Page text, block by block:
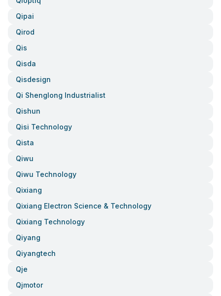
Qipai
Qirod
Qis
Qisda
Qisdesign
Qi Shenglong Industrialist
Qishun
Qisi Technology
Qista
Qiwu
Qiwu Technology
Qixiang
Qixiang Electron Science & Technology
Qixiang Technology
Qiyang
Qiyangtech
Qje
Qjmotor